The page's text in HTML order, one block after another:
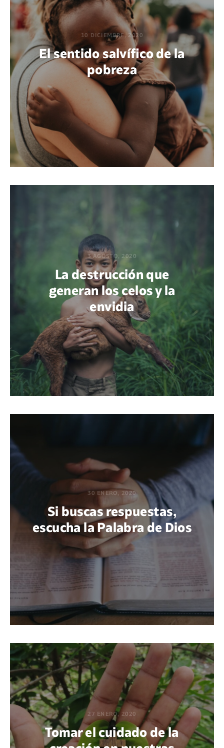
10 DICIEMBRE, 2020
El sentido salvífico de la
pobreza
POR GUADALUPE BELMONTE
3 AGOSTO, 2020
La destrucción que
generan los celos y la
envidia
POR ABNER XOCOP CHACACH
30 ENERO, 2020
Si buscas respuestas,
escucha la Palabra de Dios
POR GUADALUPE BELMONTE
27 ENERO, 2020
Tomar el cuidado de la